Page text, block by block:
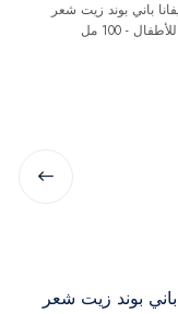
باني بوند زيت شعر